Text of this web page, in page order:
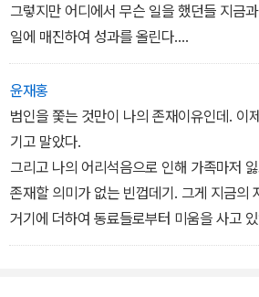
그렇지만 어디에서 무슨 일을 했던들 지금
일에 매진하여 성과를 올린다.
그 외의 일은 모두 하찮고, 남들보다 잘나
허영심 같은 건 의미가 없다.
주위 사람들과 관계를 잘 맺어야겠다는 생
타비키처럼 노골적으로 미워하는 인물이 나
을 품는 사람도 나오겠지.
그렇다는 걸 알면서도 사이조는 이런 식으로
약삭빠르게 세상을 헤쳐 나가겠다는 야심 같
않았다.
윤재홍
범인을 쫓는 것만이 나의 존재이유인데. 이
기고 말았다.
그리고 나의 어리석음으로 인해 가족마저
존재할 의미가 없는 빈껍데기. 그게 지금의
거기에 더하여 동료들로부터 미움을 사고
벽히 아무것도 없는 셈이다.